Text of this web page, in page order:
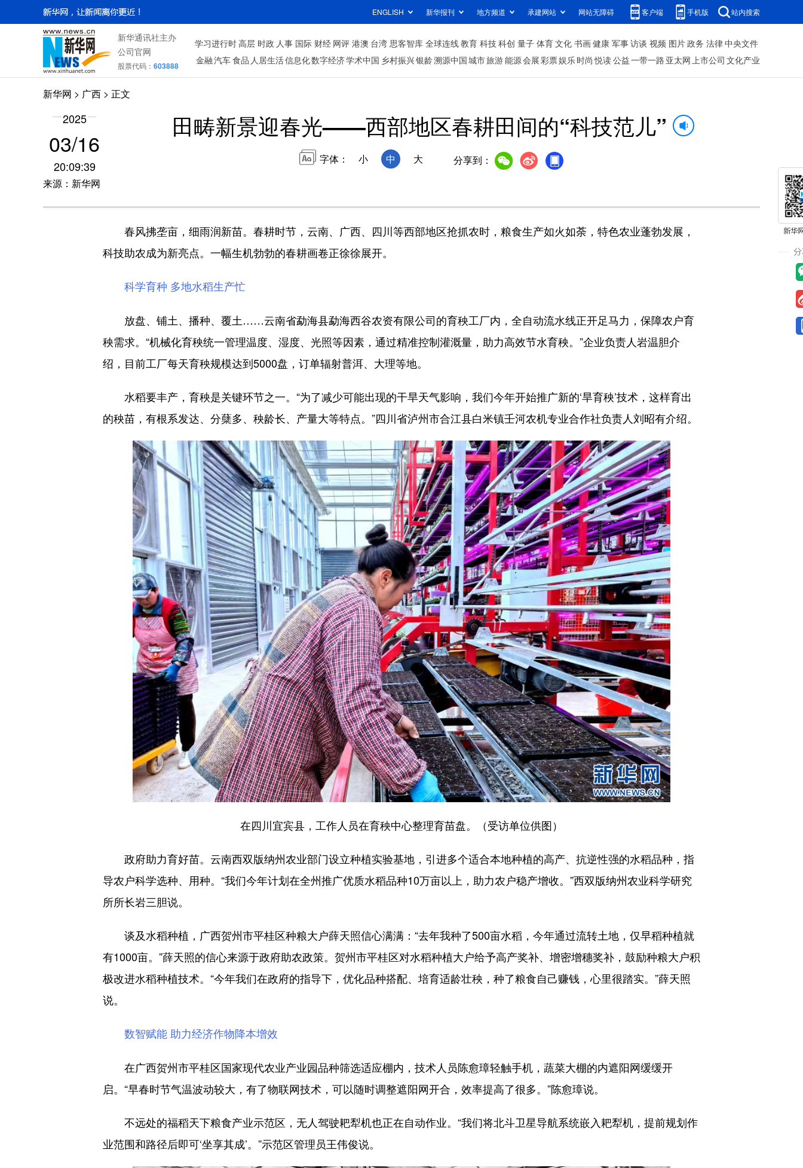
ENGLISH 新华报刊 地方频道 承建网站 网站无障碍 客户端 手机版 站内搜索
新华通讯社主办
公司官网
股票代码： 603888
学习进行时高层 时政 人事 国际 财经 网评 港澳 台湾 思客智库 全球连线教育 科技科创 量子 体育文化 书画健康 军事访谈 视频 图片政务 法律中央文件
金融汽车食品 人居生活信息化数字经济学术中国 乡村振兴银龄溯源中国城市旅游能源会展彩票娱乐时尚 悦读公益一带一路 亚太网上市公司 文化产业
新华网 > 广西 > 正文
2025
03/16
20:09:39
来源：新华网
田畴新景迎春光——西部地区春耕田间的“科技范儿”
字体： 小 中 大 分享到：
春风拂垄亩，细雨润新苗。春耕时节，云南、广西、四川等西部地区抢抓农时，粮食生产如火如荼，特色农业蓬勃发展，
科技助农成为新亮点。一幅生机勃勃的春耕画卷正徐徐展开。
科学育种 多地水稻生产忙
放盘、铺土、播种、覆土……云南省勐海县勐海西谷农资有限公司的育秧工厂内，全自动流水线正开足马力，保障农户育
秧需求。“机械化育秧统一管理温度、湿度、光照等因素，通过精准控制灌溉量，助力高效节水育秧。”企业负责人岩温胆介
绍，目前工厂每天育秧规模达到5000盘，订单辐射普洱、大理等地。
水稻要丰产，育秧是关键环节之一。“为了减少可能出现的干旱天气影响，我们今年开始推广新的‘旱育秧’技术，这样育出
的秧苗，有根系发达、分蘖多、秧龄长、产量大等特点。”四川省泸州市合江县白米镇壬河农机专业合作社负责人刘昭有介绍。
在四川宜宾县，工作人员在育秧中心整理育苗盘。（受访单位供图）
政府助力育好苗。云南西双版纳州农业部门设立种植实验基地，引进多个适合本地种植的高产、抗逆性强的水稻品种，指
导农户科学选种、用种。“我们今年计划在全州推广优质水稻品种10万亩以上，助力农户稳产增收。”西双版纳州农业科学研究
所所长岩三胆说。
谈及水稻种植，广西贺州市平桂区种粮大户薛天照信心满满：“去年我种了500亩水稻，今年通过流转土地，仅早稻种植就
有1000亩。”薛天照的信心来源于政府助农政策。贺州市平桂区对水稻种植大户给予高产奖补、增密增穗奖补，鼓励种粮大户积
极改进水稻种植技术。“今年我们在政府的指导下，优化品种搭配、培育适龄壮秧，种了粮食自己赚钱，心里很踏实。”薛天照
说。
数智赋能 助力经济作物降本增效
在广西贺州市平桂区国家现代农业产业园品种筛选适应棚内，技术人员陈愈璋轻触手机，蔬菜大棚的内遮阳网缓缓开
启。“早春时节气温波动较大，有了物联网技术，可以随时调整遮阳网开合，效率提高了很多。”陈愈璋说。
不远处的福稻天下粮食产业示范区，无人驾驶耙犁机也正在自动作业。“我们将北斗卫星导航系统嵌入耙犁机，提前规划作
业范围和路径后即可‘坐享其成’。”示范区管理员王伟俊说。